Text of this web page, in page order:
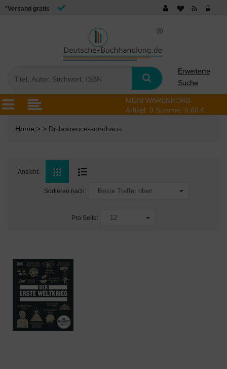
*Versand gratis
Erweiterte
Suche
MEIN WARENKORB
Artikel: 0 Summe: 0,00 €
Home > > Dr-lawrence-sondhaus
Ansicht:
Sortieren nach:
Pro Seite: